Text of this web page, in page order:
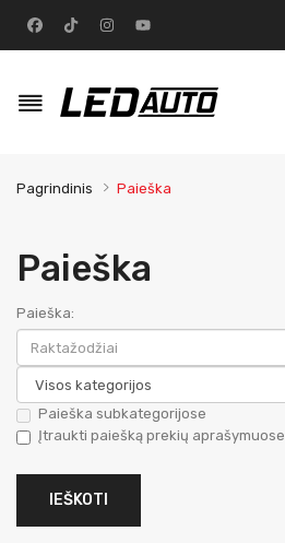
Pagrindinis Paieška
Paieška
Paieška:
Paieška subkategorijose
Įtraukti paiešką prekių aprašymuose